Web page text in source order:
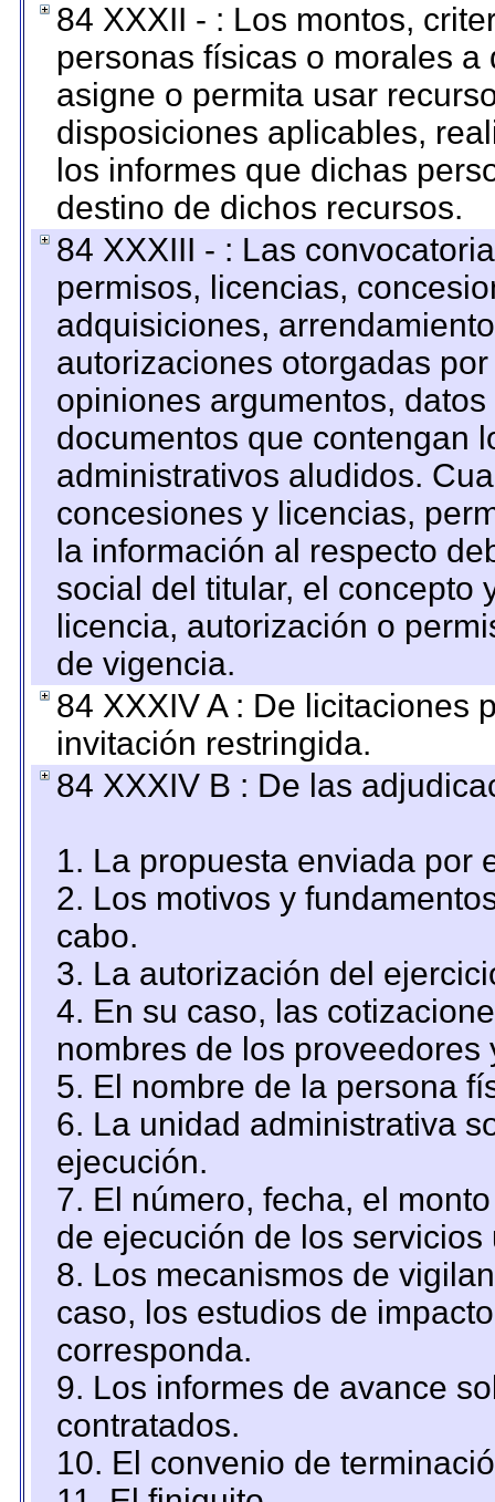
84 XXXII - : Los montos,
personas físicas o morales
asigne o permita usar
disposiciones aplicables,
los informes que dichas
destino de dichos recursos.
84 XXXIII - : Las
permisos, licencias,
adquisiciones,
autorizaciones otorgadas
opiniones argumentos,
documentos que contengan
administrativos aludidos.
concesiones y licencias,
la información al respecto
social del titular, el concepto
licencia, autorización o
de vigencia.
84 XXXIV A : De licitaciones
invitación restringida.
84 XXXIV B : De las
1. La propuesta enviada por
2. Los motivos y
cabo.
3. La autorización del
4. En su caso, las
nombres de los proveedores
5. El nombre de la persona
6. La unidad administrativa
ejecución.
7. El número, fecha, el
de ejecución de los servicios
8. Los mecanismos de
caso, los estudios de
corresponda.
9. Los informes de avance
contratados.
10. El convenio de